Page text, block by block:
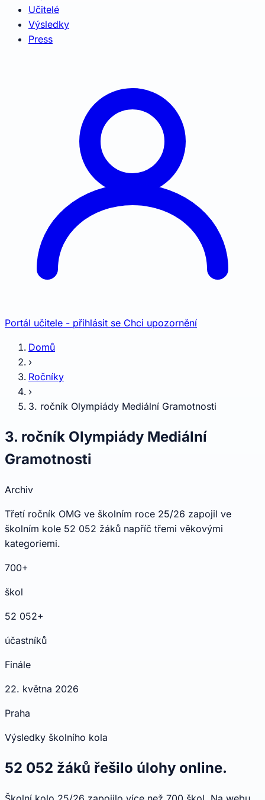
Učitelé
Výsledky
Press
Portál učitele - přihlásit se Chci upozornění
Domů
›
Ročníky
›
3. ročník Olympiády Mediální Gramotnosti
3. ročník Olympiády Mediální
Gramotnosti
Archiv
Třetí ročník OMG ve školním roce 25/26 zapojil ve
školním kole 52 052 žáků napříč třemi věkovými
kategoriemi.
700+
škol
52 052+
účastníků
Finále
22. května 2026
Praha
Výsledky školního kola
52 052 žáků řešilo úlohy online.